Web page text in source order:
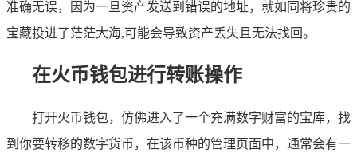
准确无误，因为一旦资产发送到错误的地址，就如同将珍贵的
宝藏投进了茫茫大海,可能会导致资产丢失且无法找回。
在火币钱包进行转账操作
打开火币钱包，仿佛进入了一个充满数字财富的宝库，找
到你要转移的数字货币，在该币种的管理页面中，通常会有一